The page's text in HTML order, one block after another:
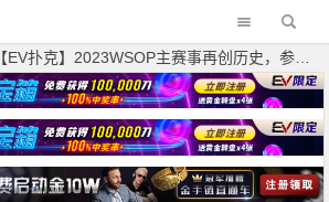
【EV扑克】2023WSOP主赛事再创历史，参赛人数突破一万人！金戒指百Ｗ迷你主赛重磅登场